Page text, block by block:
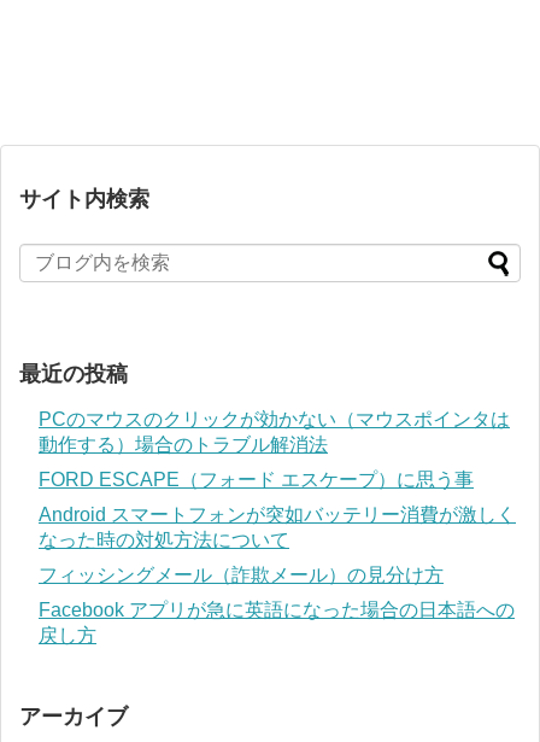
サイト内検索
最近の投稿
PCのマウスのクリックが効かない（マウスポインタは
動作する）場合のトラブル解消法
FORD ESCAPE（フォード エスケープ）に思う事
Android スマートフォンが突如バッテリー消費が激しく
なった時の対処方法について
フィッシングメール（詐欺メール）の見分け方
Facebook アプリが急に英語になった場合の日本語への
戻し方
アーカイブ